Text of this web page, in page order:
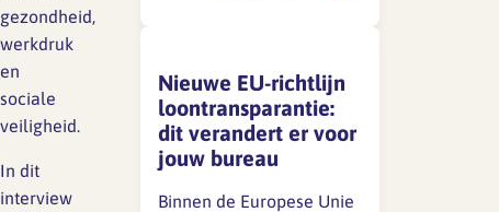
gezondheid,
werkdruk
en
sociale
veiligheid.
In dit
interview
geen akkoord bereikt.
Vanwege de
vertrouwelijkheid kunnen
we nu geen details delen,
maar we houden je op de
Nieuwe EU-richtlijn
loontransparantie:
dit verandert er voor
jouw bureau
Binnen de Europese Unie